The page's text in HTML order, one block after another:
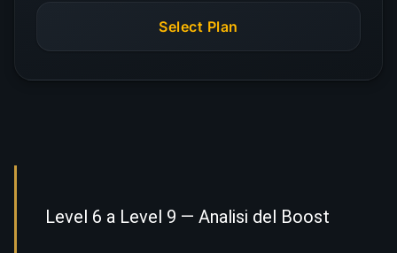
Select Plan
Level 6 a Level 9 — Analisi del Boost